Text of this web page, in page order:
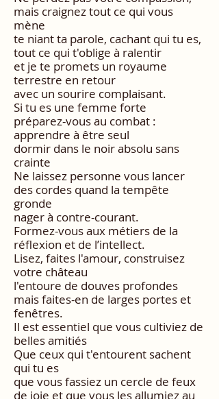
mais craignez tout ce qui vous
mène
te niant ta parole, cachant qui tu es,
tout ce qui t'oblige à ralentir
et je te promets un royaume
terrestre en retour
avec un sourire complaisant.
Si tu es une femme forte
préparez-vous au combat :
apprendre à être seul
dormir dans le noir absolu sans
crainte
Ne laissez personne vous lancer
des cordes quand la tempête
gronde
nager à contre-courant.
Formez-vous aux métiers de la
réflexion et de l’intellect.
Lisez, faites l'amour, construisez
votre château
l'entoure de douves profondes
mais faites-en de larges portes et
fenêtres.
Il est essentiel que vous cultiviez de
belles amitiés
Que ceux qui t'entourent sachent
qui tu es
que vous fassiez un cercle de feux
de joie et que vous les allumiez au